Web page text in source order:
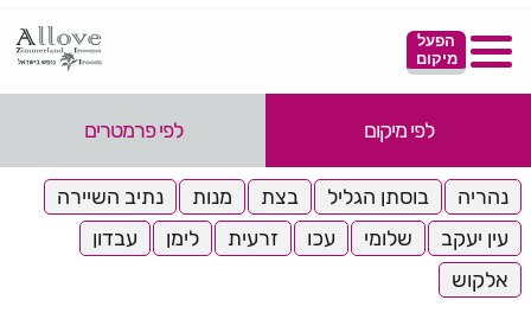
הפעל
מיקום
לפי מיקום לפי פרמטרים
נהריה בוסתן הגליל בצת מנות
נתיב השיירה
עין יעקב
שלומי עכו זרעית לימן
עבדון
אלקוש